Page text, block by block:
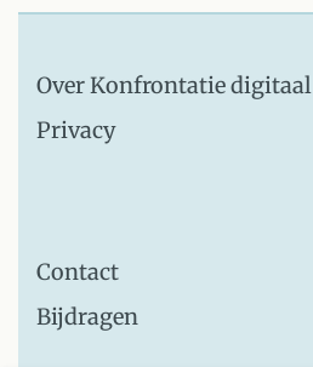
Over Konfrontatie digitaal
Privacy
Contact
Bijdragen